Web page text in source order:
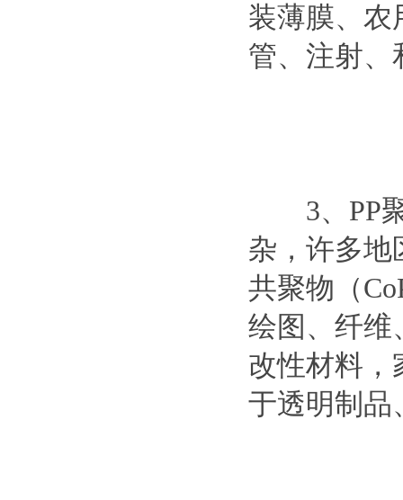
装薄膜、农
管、注射、
3、PP聚
杂，许多地
共聚物（
绘图、纤维
改性材料，
于透明制品